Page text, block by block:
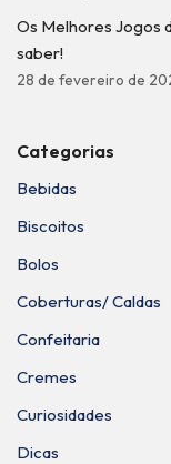
Os Melhores Jogos
saber!
28 de fevereiro de
Categorias
Bebidas
Biscoitos
Bolos
Coberturas/ Caldas
Confeitaria
Cremes
Curiosidades
Dicas